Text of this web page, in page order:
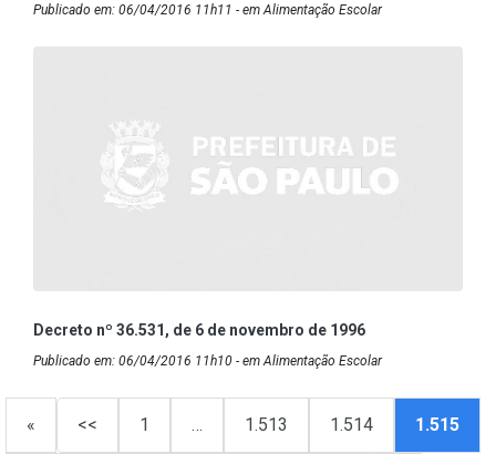
Publicado em: 06/04/2016 11h11 - em Alimentação Escolar
Decreto nº 36.531, de 6 de novembro de 1996
Publicado em: 06/04/2016 11h10 - em Alimentação Escolar
« << 1 … 1.513 1.514 1.515